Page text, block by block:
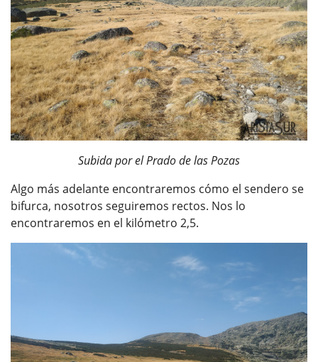
Subida por el Prado de las Pozas
Algo más adelante encontraremos cómo el sendero se
bifurca, nosotros seguiremos rectos. Nos lo
encontraremos en el kilómetro 2,5.